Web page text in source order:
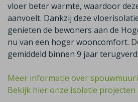
vloer beter warmte, waardoor
aanvoelt. Dankzij deze
genieten de bewoners aan de
nu van een hoger wooncomfort.
gemiddeld binnen 9 jaar
Meer informatie over
Bekijk hier onze isolatie projecten